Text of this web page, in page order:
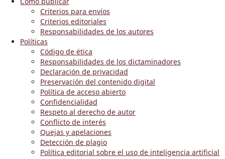
Criterios para envíos
Criterios editoriales
Responsabilidades de los autores
Políticas
Código de ética
Responsabilidades de los dictaminadores
Declaración de privacidad
Preservación del contenido digital
Política de acceso abierto
Confidencialidad
Respeto al derecho de autor
Conflicto de interés
Quejas y apelaciones
Detección de plagio
Política editorial sobre el uso de inteligencia artificial